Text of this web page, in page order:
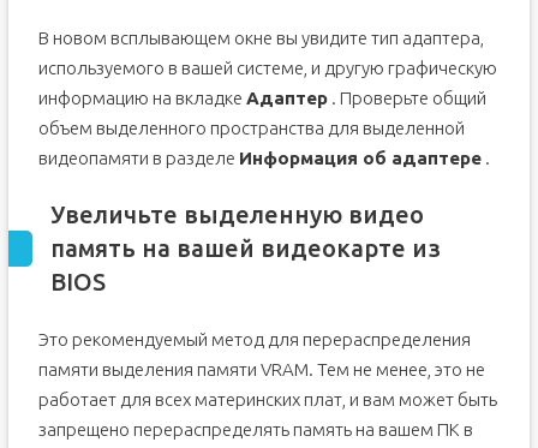
В новом всплывающем окне вы увидите тип адаптера,
используемого в вашей системе, и другую графическую
информацию на вкладке Адаптер. Проверьте общий
объем выделенного пространства для выделенной
видеопамяти в разделе Информация об адаптере.
Увеличьте выделенную видео
память на вашей видеокарте из
BIOS
Это рекомендуемый метод для перераспределения
памяти выделения памяти VRAM. Тем не менее, это не
работает для всех материнских плат, и вам может быть
запрещено перераспределять память на вашем ПК в